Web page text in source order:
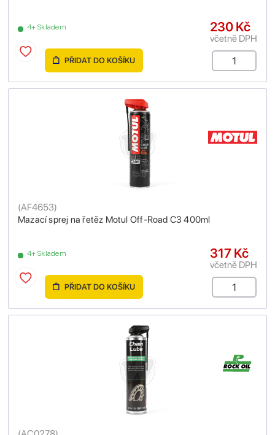
4+ Skladem 230 Kč
včetně DPH
PŘIDAT DO KOŠÍKU
Mazací sprej na řetěz Motul Off-Road C3 400ml
(AF4653)
4+ Skladem 317 Kč
včetně DPH
PŘIDAT DO KOŠÍKU